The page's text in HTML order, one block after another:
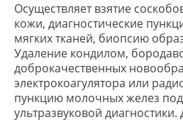
Осуществляет взятие
кожи, диагностические
мягких тканей, биопсию
Удаление кондилом,
доброкачественных
электрокоагулятора или
пункцию молочных желез
ультразвуковой
Пн - пт 7:30 - 20:00, сб, вс 7:30 -
медицинские
ЗДОРОВЬЕ